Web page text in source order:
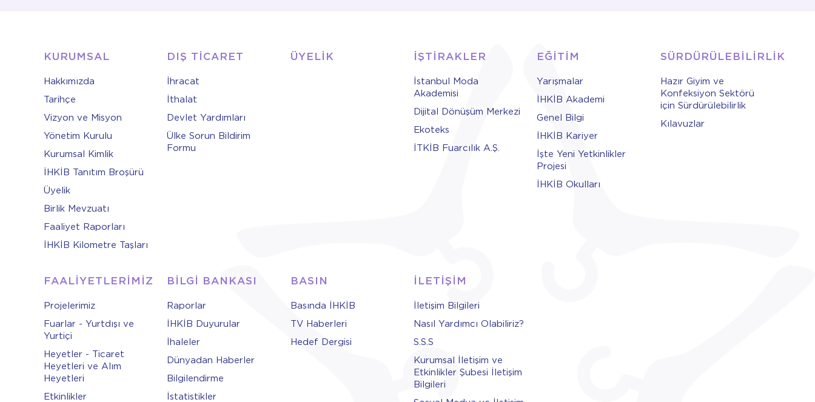
KURUMSAL
Hakkımızda
Tarihçe
Vizyon ve Misyon
Yönetim Kurulu
Kurumsal Kimlik
İHKİB Tanıtım Broşürü
Üyelik
Birlik Mevzuatı
Faaliyet Raporları
İHKİB Kilometre Taşları
DIŞ TİCARET
İhracat
İthalat
Devlet Yardımları
Ülke Sorun Bildirim
Formu
ÜYELİK İŞTİRAKLER
İstanbul Moda
Akademisi
Dijital Dönüşüm Merkezi
Ekoteks
İTKİB Fuarcılık A.Ş.
EĞİTİM
Yarışmalar
İHKİB Akademi
Genel Bilgi
İHKİB Kariyer
İşte Yeni Yetkinlikler
Projesi
İHKİB Okulları
SÜRDÜRÜLEBİLİRLİK
Hazır Giyim ve
Konfeksiyon Sektörü
için Sürdürülebilirlik
Kılavuzlar
FAALİYETLERİMİZ
Projelerimiz
Fuarlar - Yurtdışı ve
Yurtiçi
Heyetler - Ticaret
Heyetleri ve Alım
Heyetleri
Etkinlikler
BİLGİ BANKASI
Raporlar
İHKİB Duyurular
İhaleler
Dünyadan Haberler
Bilgilendirme
İstatistikler
BASIN
Basında İHKİB
TV Haberleri
Hedef Dergisi
İLETİŞİM
İletişim Bilgileri
Nasıl Yardımcı Olabiliriz?
S.S.S
Kurumsal İletişim ve
Etkinlikler Şubesi İletişim
Bilgileri